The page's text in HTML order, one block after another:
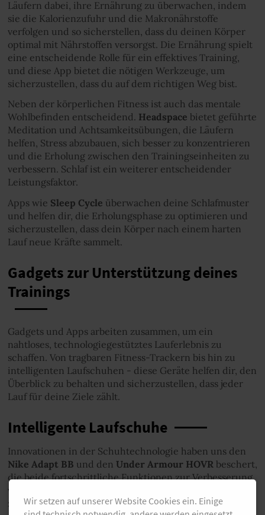
Läufern dabei, ihre Ernährung zu überwachen, indem
sie die Kalorienzufuhr und die Makronährstoffe
verfolgen und so sicherstellen, dass du deinen Körper
optimal mit Nährstoffen versorgst. Die Ernährung spielt
eine entscheidende Rolle für ein effektives Training,
und diese App bietet die nötigen Werkzeuge, um
sicherzustellen, dass du auf dem richtigen Weg bist.
Neben der körperlichen Fitness ist auch das mentale
Wohlbefinden entscheidend. Headspace bietet geführte
Meditation und Achtsamkeitsübungen, die Läufern
helfen, Stress abzubauen, sich besser zu konzentrieren
und die Erholung zwischen den Trainingseinheiten zu
verbessern. Schlaf ist ein weiterer entscheidender
Leistungsfaktor.
Apps wie Sleep Cycle überwachen deine Schlafmuster
und helfen dir, die Erholungsphase zu optimieren und
sicherzustellen, dass dein Körper nach einem harten
Lauf neue Kräfte sammelt.
Gadgets zur Unterstützung deines
Trainings
Gadgets und Apps arbeiten zusammen, um ein
nahtloses, technologiegestütztes Lauferlebnis zu
schaffen. Von tragbaren Fitness-Trackern bis hin zu
intelligenten Laufschuhen - diese Geräte helfen dir, den
Überblick zu behalten und sicherzustellen, dass jeder
Lauf für deine Ziele zählt.
Intelligente Laufschuhe
Innovationen in der Schuhtechnologie haben uns den
Nike Adapt BB und den Under Armour HOVR beschert,
die beide fortschrittliche Funktionen zur Verbesserung
von Leistung und Komfort bieten. Der Nike Adapt BB
zum Beispiel ist ein selbstschnürender Schuh, der sich
Wir setzen auf unserer Website Cookies ein. Einige